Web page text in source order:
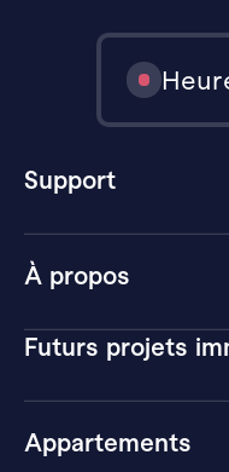
À propos
Futurs projets
Appartements
Support